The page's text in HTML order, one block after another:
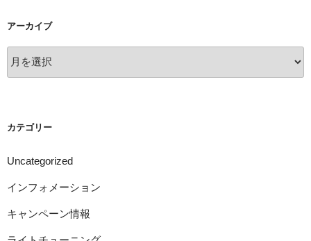
アーカイブ
ー
カテゴリー
Uncategorized
インフォメーション
キャンペーン情報